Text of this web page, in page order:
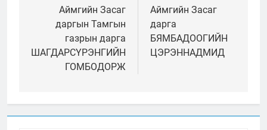
Аймгийн Засаг
даргын Тамгын
газрын дарга
ШАГДАРСҮРЭНГИЙН
ГОМБОДОРЖ
Аймгийн Засаг
дарга
БЯМБАДООГИЙН
ЦЭРЭННАДМИД